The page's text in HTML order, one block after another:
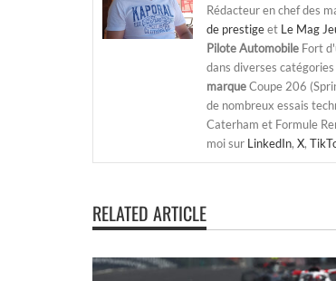
Rédacteur en chef des
de prestigeet Le Mag
Pilote Automobile Fort
dans diverses catégories
marqueCoupe 206
de nombreux essais
Caterham et Formule
moi sur LinkedIn, X,
RELATED ARTICLE